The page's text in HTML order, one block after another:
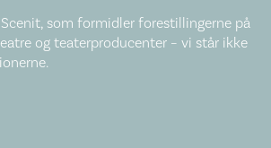
som formidler forestillingerne på
og teaterproducenter – vi står ikke